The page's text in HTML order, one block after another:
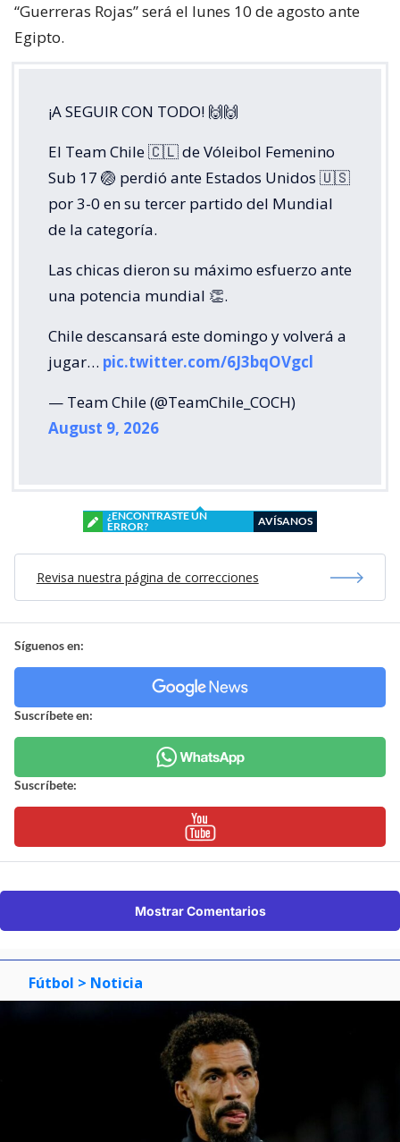
“Guerreras Rojas” será el lunes 10 de agosto ante
Egipto.
¡A SEGUIR CON TODO! 🙌🙌
El Team Chile 🇨🇱 de Vóleibol Femenino
Sub 17 🏐 perdió ante Estados Unidos 🇺🇸
por 3-0 en su tercer partido del Mundial
de la categoría.
Las chicas dieron su máximo esfuerzo ante
una potencia mundial 👏.
Chile descansará este domingo y volverá a
jugar… pic.twitter.com/6J3bqOVgcl
— Team Chile (@TeamChile_COCH)
August 9, 2026
¿ENCONTRASTE UN
ERROR?
AVÍSANOS
Revisa nuestra página de correcciones
Síguenos en:
Suscríbete en:
Suscríbete:
Mostrar Comentarios
Fútbol > Noticia